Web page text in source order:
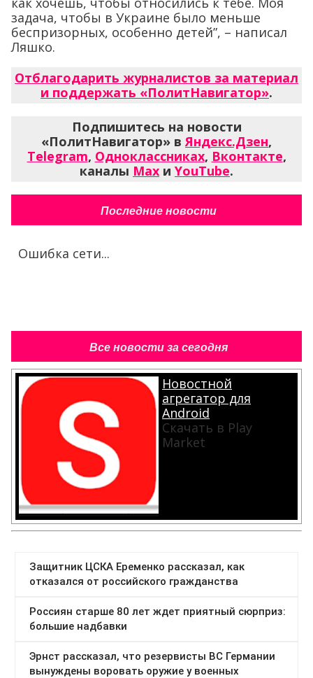
задача, чтобы в Украине было меньше
беспризорных, особенно детей”, – написал
Ляшко.
Отблагодарить журналистов за материал
и поддержать «ПолитНавигатор».
Подпишитесь на новости
«ПолитНавигатор» вЯндекс.Дзен,
Telegram, Одноклассниках, Вконтакте,
каналы Max и YouTube.
Последние новости
Ошибка сети...
Все новости за сегодня
Новостной
агрегатор для
Android
Скачать в Play
Market